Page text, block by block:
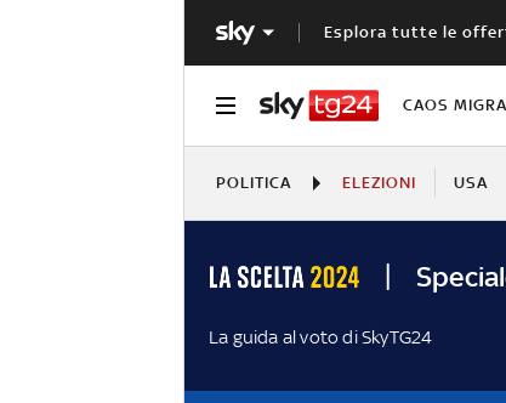
Esplora tutte le
CAOS
POLITICA ELEZIONI USA
La guida al voto di SkyTG24